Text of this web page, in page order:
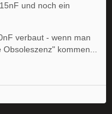
und noch ein
verbaut - wenn man
kommen...